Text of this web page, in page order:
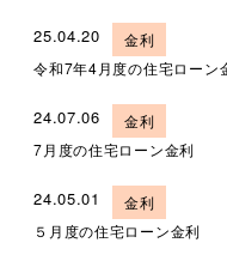
25.04.20
金利
令和7年4月度の住宅ローン
24.07.06
金利
7月度の住宅ローン金利
24.05.01
金利
５月度の住宅ローン金利